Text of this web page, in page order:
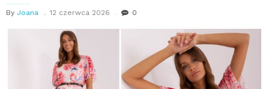
By Joana 12 czerwca 2026 0